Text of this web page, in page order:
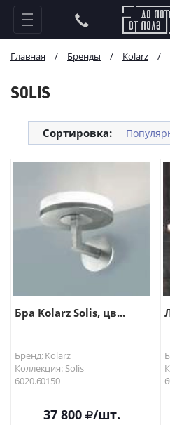
Главная / Бренды / Kolarz /
SOLIS
Сортировка:
Бра Kolarz Solis, цв...
Бренд: Kolarz
Коллекция: Solis
6020.60150
37 800 /шт.